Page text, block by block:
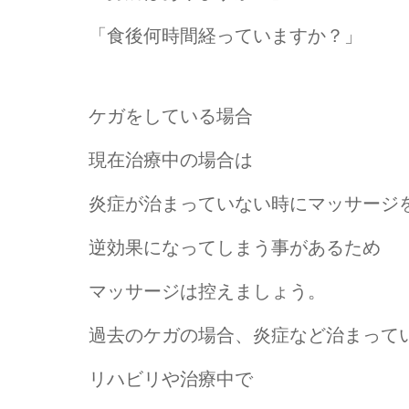
「食後何時間経っていますか？」
ケガをしている場合
現在治療中の場合は
炎症が治まっていない時にマッサージ
逆効果になってしまう事があるため
マッサージは控えましょう。
過去のケガの場合、炎症など治まって
リハビリや治療中で